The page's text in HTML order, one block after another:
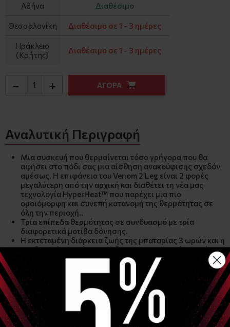
Αθήνα Διαθέσιμο
Θεσσαλονίκη Διαθέσιμο σε 1 - 3 ημέρες
Ηράκλειο
(Κρήτης)
Διαθέσιμο σε 1 - 3 ημέρες
− + ΑΓΟΡΑ
Αναλυτική Περιγραφή
Μια συσκευή που θερμαίνεται τόσο γρήγορα που θα
αφήσει στο πόδι σας μια αίσθηση ανακούφισης σχεδόν
αμέσως. Η επιφάνεια του Venom 2 Leg είναι 2 φορές
μεγαλύτερη από την αρχική και διαθέτει τη νέα μας
τεχνολογία HyperHeat™ που παρέχει μια πιο
ομοιόμορφη και συνεπή κατανομή της θερμότητας σε
όλη την περιοχή..
Τρία επίπεδα θερμότητας σε συνδυασμό με τρία
διαφορετικά μοτίβα δόνησης.
Η εκτεταμένη διάρκεια ζωής της μπαταρίας 3 ωρών και η
συνδεσιμότητα Bluetooth® με την εφαρμογή Hyperice
για τηλεχειρισμό σας διευκολύνουν να χειριστείτε το
venom 2 leg τόσο εύκολα όσο ποτέ πριν.
Τεχνικά χαρακτηριστρικά